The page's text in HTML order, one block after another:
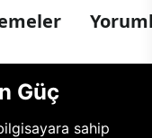
Güç
sahip